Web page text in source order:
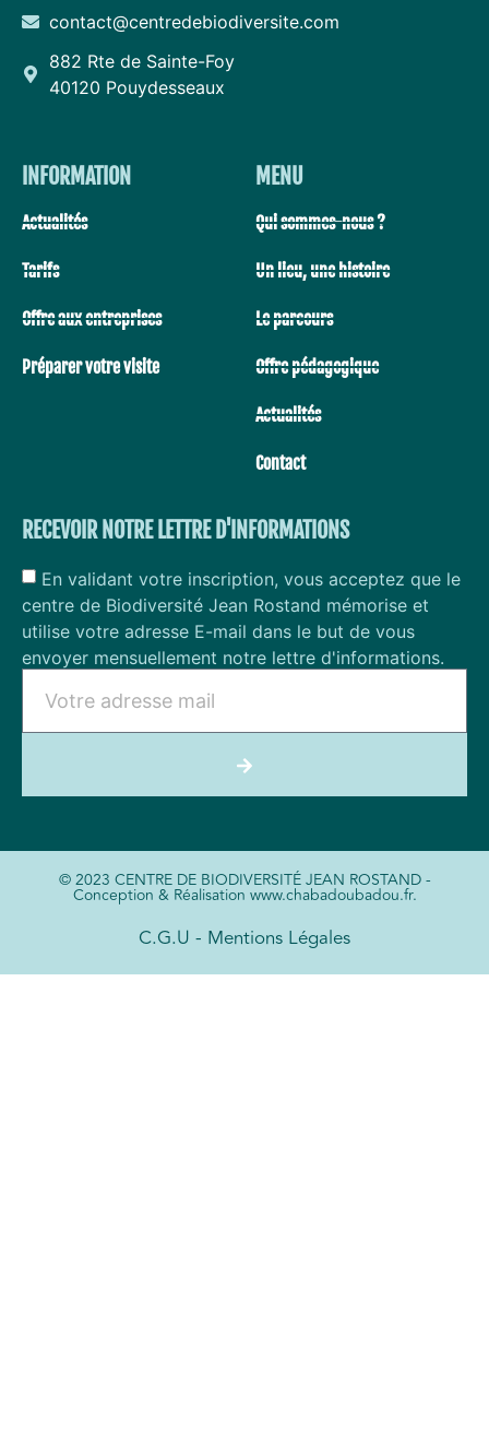
contact@centredebiodiversite.com
882 Rte de Sainte-Foy
40120 Pouydesseaux
INFORMATION
Actualités
Tarifs
Offre aux entreprises
Préparer votre visite
MENU
Qui sommes-nous ?
Un lieu, une histoire
Le parcours
Offre pédagogique
Actualités
Contact
RECEVOIR NOTRE LETTRE D'INFORMATIONS
En validant votre inscription, vous acceptez que le
centre de Biodiversité Jean Rostand mémorise et
utilise votre adresse E-mail dans le but de vous
envoyer mensuellement notre lettre d'informations.
© 2023 CENTRE DE BIODIVERSITÉ JEAN ROSTAND -
Conception & Réalisation www.chabadoubadou.fr.
C.G.U - Mentions Légales